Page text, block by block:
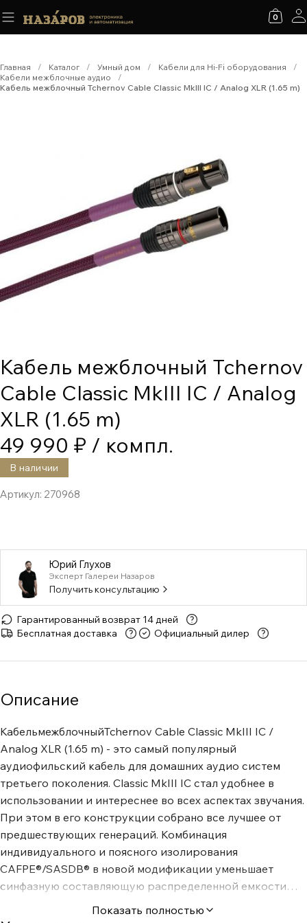
0
Главная / Каталог / Умный дом / Кабели для Hi-Fi оборудования
/
Кабели межблочные аудио
/
Кабель межблочный Tchernov Cable Classic MkIII IC / Analog XLR (1.65 m)
Кабель межблочный Tchernov
Cable Classic MkIII IC / Analog
XLR (1.65 m)
49 990 ₽ / компл.
В наличии
Артикул: 270968
Юрий Глухов
Эксперт Галереи Назаров
Получить консультацию
Гарантированный возврат 14 дней
Бесплатная доставка
Официальный дилер
Описание
КабельмежблочныйTchernov Cable Classic MkIII IC /
Analog XLR (1.65 m) - это самый популярный
аудиофильский кабель для домашних аудио систем
третьего поколения. Classic MkIII IC стал удобнее в
использовании и интереснее во всех аспектах звучания.
При этом в его конструкции собрано все лучшее от
предшествующих генераций. Комбинация
индивидуального и поясного изолирования
CAFPE®/SASDB® в новой модификации уменьшает
синфазную составляющую распределенной емкости
кабеля и снижает потери энергии сигнала, повышая
разрешение во всем диапазоне частот.
Показать полностью